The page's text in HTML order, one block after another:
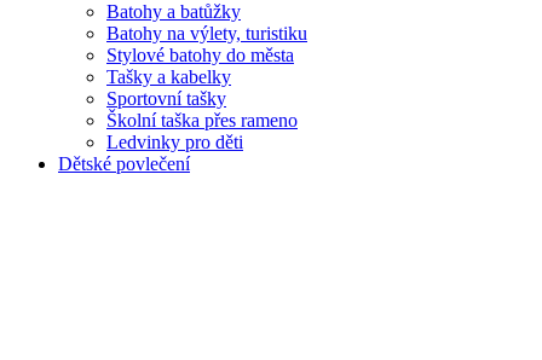
Batohy a batůžky
Batohy na výlety, turistiku
Stylové batohy do města
Tašky a kabelky
Sportovní tašky
Školní taška přes rameno
Ledvinky pro děti
Dětské povlečení